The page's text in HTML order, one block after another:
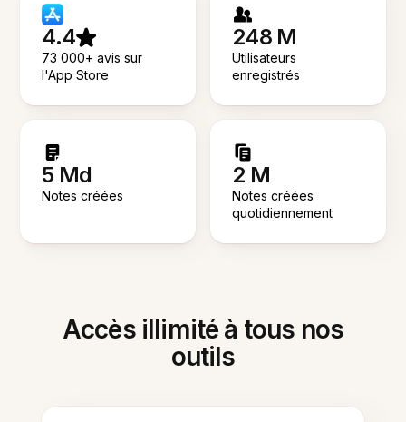
4.4
73 000+ avis sur
l'App Store
248 M
Utilisateurs
enregistrés
5 Md
Notes créées
2 M
Notes créées
quotidiennement
Accès illimité à tous nos
outils